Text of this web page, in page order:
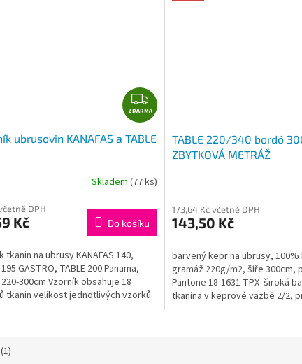
Z
D
A
R
A
ZDARMA
ubrusovin KANAFAS a TABLE
Skladem (77 ks)
DPH
Kč Do košíku
tkanin na ubrusy KANAFAS 140,
195 GASTRO, TABLE 200 Panama,
220-300cm Vzorník obsahuje 18
tkanin velikost jednotlivých vzorků
TABLE 220/340 bordó
ZBYTKOVÁ METRÁŽ
173,64 Kč včetně DPH
143,50 Kč
barvený kepr na ubrusy, 100%
gramáž 220g/m2, šíře 300cm,
Pantone 18-1631 TPX široká
tkanina v keprové vazbě 2/2,